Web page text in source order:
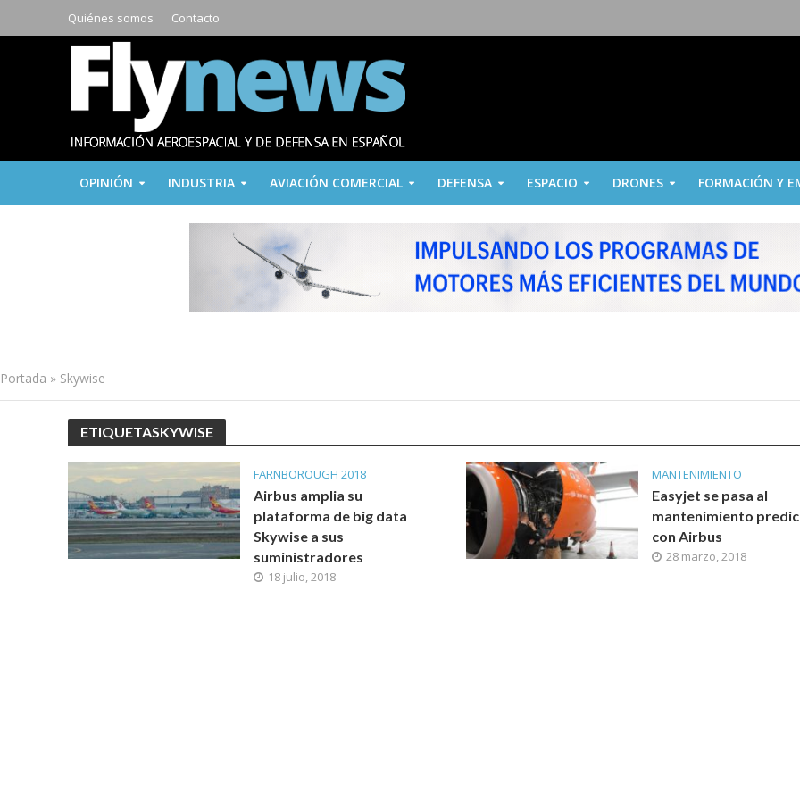
Quiénes somos Contacto
OPINIÓN INDUSTRIA AVIACIÓN COMERCIAL DEFENSA ESPACIO DRONES FORMACIÓN Y
Portada » Skywise
ETIQUETASKYWISE
FARNBOROUGH 2018
Airbus amplia su
plataforma de big data
Skywise a sus
suministradores
18 julio, 2018
MANTENIMIENTO
Easyjet se pasa al
mantenimiento
con Airbus
28 marzo, 2018